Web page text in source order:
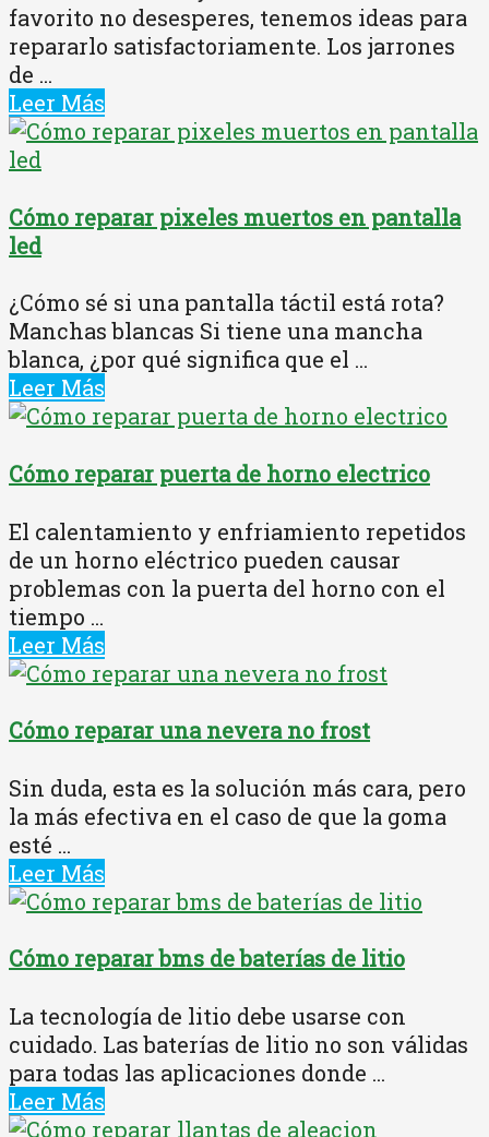
favorito no desesperes, tenemos ideas para
repararlo satisfactoriamente. Los jarrones
de ...
Leer Más
Cómo reparar pixeles muertos en pantalla
led
¿Cómo sé si una pantalla táctil está rota?
Manchas blancas Si tiene una mancha
blanca, ¿por qué significa que el ...
Leer Más
Cómo reparar puerta de horno electrico
El calentamiento y enfriamiento repetidos
de un horno eléctrico pueden causar
problemas con la puerta del horno con el
tiempo ...
Leer Más
Cómo reparar una nevera no frost
Sin duda, esta es la solución más cara, pero
la más efectiva en el caso de que la goma
esté ...
Leer Más
Cómo reparar bms de baterías de litio
La tecnología de litio debe usarse con
cuidado. Las baterías de litio no son válidas
para todas las aplicaciones donde ...
Leer Más